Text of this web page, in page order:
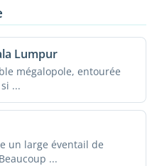
Lumpur
mégalopole, entourée
...
un large éventail de
...